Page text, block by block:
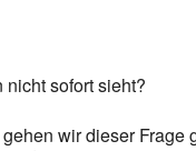
sofort sieht?
gehen wir dieser Frage